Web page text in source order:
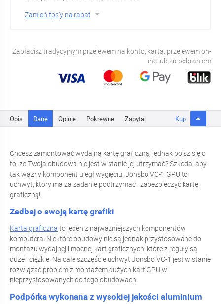
Zamień fps'y na rabat
Zapłacisz tradycyjnym przelewem na konto, kartą, przelewem on-
line lub za pobraniem
Opis Dane Opinie Pokrewne Zapytaj Kup
Chcesz zamontować wydajną kartę graficzną, jednak boisz się o
to, że Twoja obudowa nie jest w stanie jej utrzymać? Szkoda, aby
tak ważny komponent uległ wygięciu. Jonsbo VC-1 GPU to
uchwyt, który ma za zadanie podtrzymać i zabezpieczyć kartę
graficzną!
Zadbaj o swoją kartę grafiki
Karta graficzna to jeden z najważniejszych komponentów
komputera. Niektóre obudowy nie są jednak przystosowane do
montażu wydajnej i mocnej kart graficznych, które z reguły są
duże i ciężkie. Na całe szczęście uchwyt Jonsbo VC-1 jest w stanie
rozwiązać problem z montażem dużych kart GPU w
nieprzystosowanych do tego obudowach.
Podpórka wykonana z wysokiej jakości aluminium